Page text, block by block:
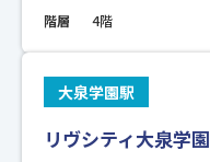
階層
4階
大泉学園駅
リヴシティ大泉学園